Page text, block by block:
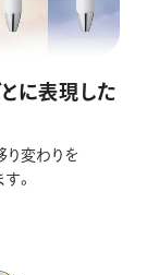
に表現した
り変わりを
。